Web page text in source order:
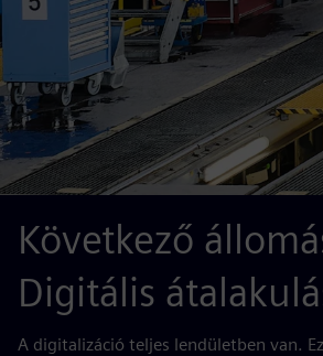
Következő
Digitális
A digitalizáció teljes lendületben van.